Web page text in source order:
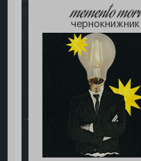
memento mori
чернокнижник